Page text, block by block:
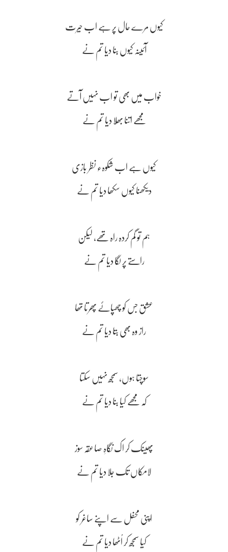
کیوں مرے حال پر ہے اب حیرت
آئینہ کیوں بنا دیا تم نے
خواب میں بھی تو اب نہیں آتے
مجھے اتنا بھُلا دیا تم نے
کیوں ہے اب شکوہء نظر بازی
دیکھنا کیوں سکھا دیا تم نے
ہم تو گم کردہ راہ تھے، لیکن
راستے پر لگا دیا تم نے
عشق جس کو چھپائے پھرتا تھا
راز وہ بھی بتا دیا تم نے
سوچتا ہوں، سمجھ نہیں سکتا
کہ مجھے کیا بنا دیا تم نے
پھینک کر اک نگاہِ صاعقہ سوز
لامکاں تک جلا دیا تم نے
اپنی محفل سے اپنے ساغر کو